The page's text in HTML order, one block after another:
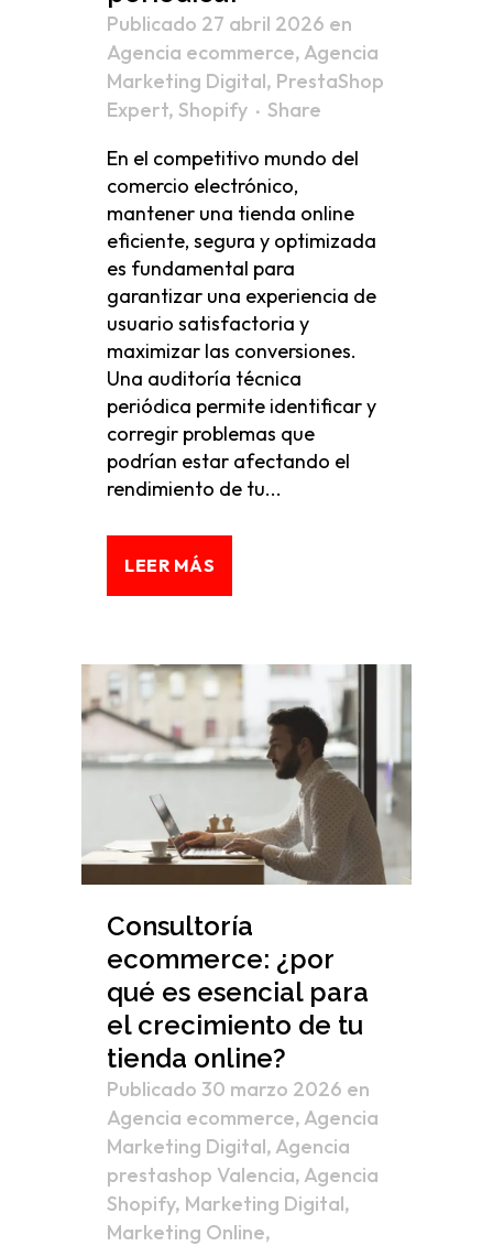
Publicado 27 abril 2026 en
Agencia ecommerce, Agencia
Marketing Digital, PrestaShop
Expert, Shopify
Share
En el competitivo mundo del
comercio electrónico,
mantener una tienda online
eficiente, segura y optimizada
es fundamental para
garantizar una experiencia de
usuario satisfactoria y
maximizar las conversiones.
Una auditoría técnica
periódica permite identificar y
corregir problemas que
podrían estar afectando el
rendimiento de tu...
LEER MÁS
Consultoría
ecommerce: ¿por
qué es esencial para
el crecimiento de tu
tienda online?
Publicado 30 marzo 2026 en
Agencia ecommerce, Agencia
Marketing Digital, Agencia
prestashop Valencia, Agencia
Shopify, Marketing Digital,
Marketing Online,